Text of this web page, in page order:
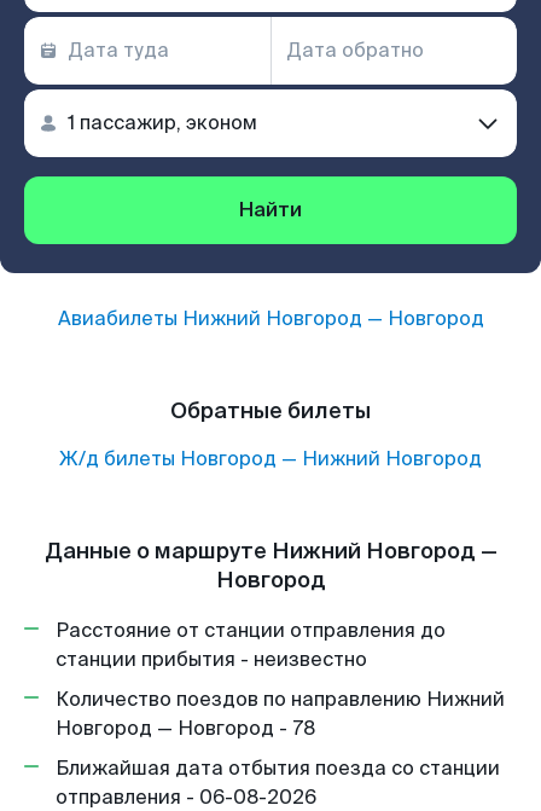
Найти
Авиабилеты Нижний Новгород — Новгород
Обратные билеты
Ж/д билеты Новгород — Нижний Новгород
Данные о маршруте Нижний Новгород —
Новгород
Расстояние от станции отправления до
станции прибытия - неизвестно
Количество поездов по направлению Нижний
Новгород — Новгород - 78
Ближайшая дата отбытия поезда со станции
отправления - 06-08-2026